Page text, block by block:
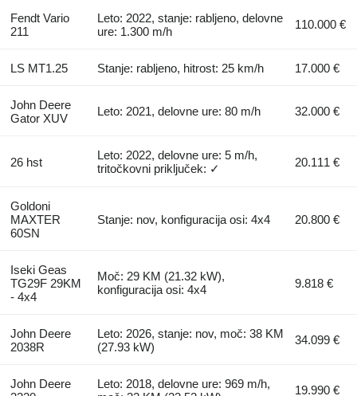
Fendt Vario
211
Leto: 2022, stanje: rabljeno, delovne
ure: 1.300 m/h
110.000 €
LS MT1.25 Stanje: rabljeno, hitrost: 25 km/h 17.000 €
John Deere
Gator XUV
Leto: 2021, delovne ure: 80 m/h 32.000 €
26 hst
Leto: 2022, delovne ure: 5 m/h,
tritočkovni priključek: ✓
20.111 €
Goldoni
MAXTER
60SN
Stanje: nov, konfiguracija osi: 4x4 20.800 €
Iseki Geas
TG29F 29KM
- 4x4
Moč: 29 KM (21.32 kW),
konfiguracija osi: 4x4
9.818 €
John Deere
2038R
Leto: 2026, stanje: nov, moč: 38 KM
(27.93 kW)
34.099 €
John Deere
Leto: 2018, delovne ure: 969 m/h,
19.990 €